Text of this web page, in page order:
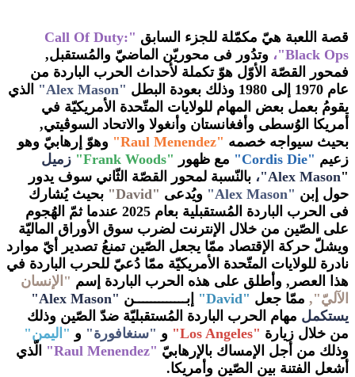
قصة اللعبة هيّ مكمّلة للجزء السابق
"Call Of Duty:
Black Ops"،
وتدُور فى محوريّن الماضيّ والمُستقبل,
فمحور القصّة الأوّل هوّ تكملة لأحداث الحرب الباردة من
عام 1970 إلى 1980 وذلك بعودة البطل
"Alex Mason"
الذي
يقومُ بعمل بعض المهام للولايات المتّحدة الأمريكيّة في
أمريكا الوُسطى وأفغانستان وأنغولا والاتحاد السوڤيتي,
بحيث سيواجه خصمه "Raul Menendez"
وهوّ إرهابيّ وهو
زعيم "Cordis Die" مع ظهور "Frank Woods"
زميل
"Alex Mason"،
بالنّسبة لمحور القصّة الثّاني سوف يدور
حول إبن "Alex Mason" ويُدعى "David"
بحيث يُشارك
فى الحرب الباردة المُستقبلية بعام 2025 عندما ثمّ الهُجوم
على الصّين من خلال الإنترنت لضرب سوق الأوراق الماليّة
ويشلّ حركة الإقتصاد ممّا يجعل الصّين تمنعُ تصدير أيّ موارد
نادرة للولايات المتّحدة الأمريكيّة ممّا دُعيّ للحرب الباردة في
هذا العصر, وأطلق على هذه الحرب الباردة إسم "الإنسان
الآليّ", ممّا جعل "David" إبـــــــــــــن
"Alex Mason"
يستكمل مهام الحرب الباردة المُستقبليّة ضدّ الصّين وذلك
من خلال زيارة "Los Angeles" و "سنغافورة" و "اليمن"
وذلك من أجل الإمساك بالإرهابيّ "Raul Menendez"
الّذي
أشعل الفتنة بين الصّين وأمريكا.